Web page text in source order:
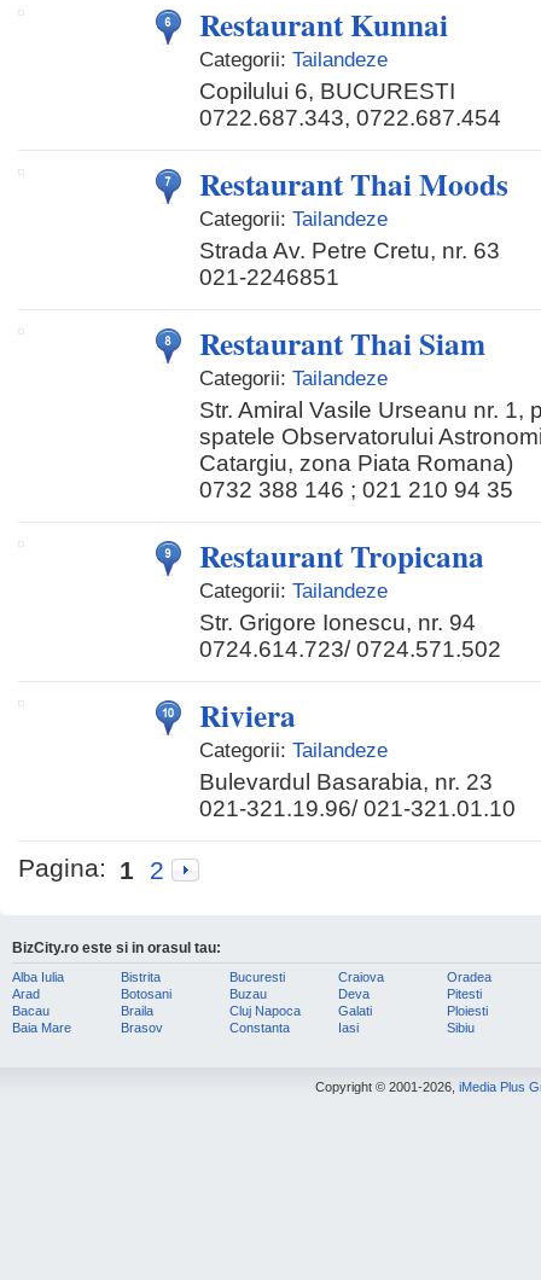
Restaurant Kunnai
Categorii: Tailandeze
Copilului 6, BUCURESTI
0722.687.343, 0722.687.454
Restaurant Thai Moods
Categorii: Tailandeze
Strada Av. Petre Cretu, nr. 63
021-2246851
Restaurant Thai Siam
Categorii: Tailandeze
Str. Amiral Vasile Urseanu nr. 1,
spatele Observatorului
Catargiu, zona Piata Romana)
0732 388 146 ; 021 210 94 35
Restaurant Tropicana
Categorii: Tailandeze
Str. Grigore Ionescu, nr. 94
0724.614.723/ 0724.571.502
Riviera
Categorii: Tailandeze
Bulevardul Basarabia, nr. 23
021-321.19.96/ 021-321.01.10
Pagina: 1 2
BizCity.ro este si in orasul tau:
Alba Iulia
Arad
Bacau
Baia Mare
Bistrita
Botosani
Braila
Brasov
Bucuresti
Buzau
Cluj Napoca
Constanta
Craiova
Deva
Galati
Iasi
Oradea
Pitesti
Ploiesti
Sibiu
Copyright © 2001-2026, iMedia Plus